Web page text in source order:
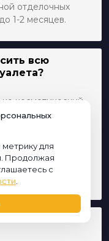
отделочных
1-2 месяцев.
всю
косметический
покраска стен,
Однако, если
или
всё
выполнения
для
Продолжая
с